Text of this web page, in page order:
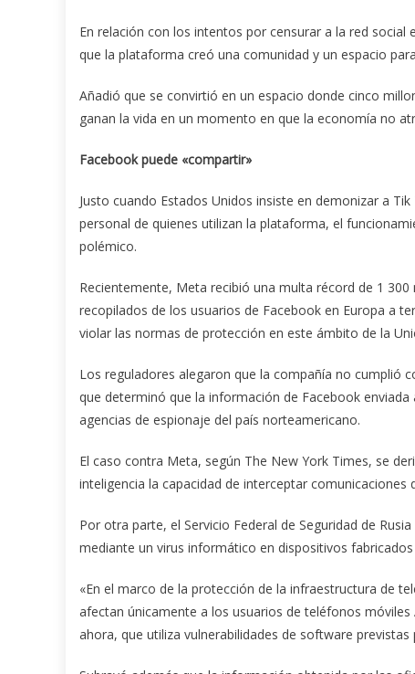
En relación con los intentos por censurar a la red
que la plataforma creó una comunidad y un espacio
Añadió que se convirtió en un espacio donde cinco
ganan la vida en un momento en que la economía no
Facebook puede «compartir»
Justo cuando Estados Unidos insiste en demonizar a
personal de quienes utilizan la plataforma, el
polémico.
Recientemente, Meta recibió una multa récord de 1
recopilados de los usuarios de Facebook en Europa a
violar las normas de protección en este ámbito de la
Los reguladores alegaron que la compañía no cumplió
que determinó que la información de Facebook
agencias de espionaje del país norteamericano.
El caso contra Meta, según The New York Times, se
inteligencia la capacidad de interceptar
Por otra parte, el Servicio Federal de Seguridad de
mediante un virus informático en dispositivos
«En el marco de la protección de la infraestructura de
afectan únicamente a los usuarios de teléfonos
ahora, que utiliza vulnerabilidades de software